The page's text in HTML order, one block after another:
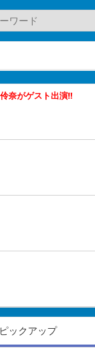
奈がゲスト出演!!
ピックアップ